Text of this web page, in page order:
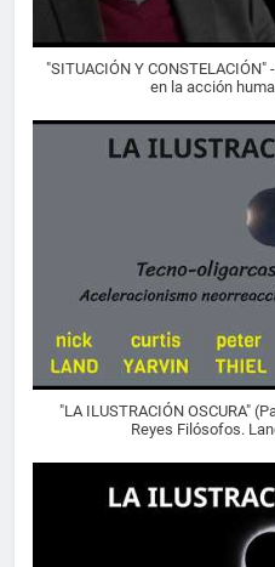
"SITUACIÓN Y
en la acción
"LA ILUSTRACIÓN OSCURA"
Reyes Filósofos.